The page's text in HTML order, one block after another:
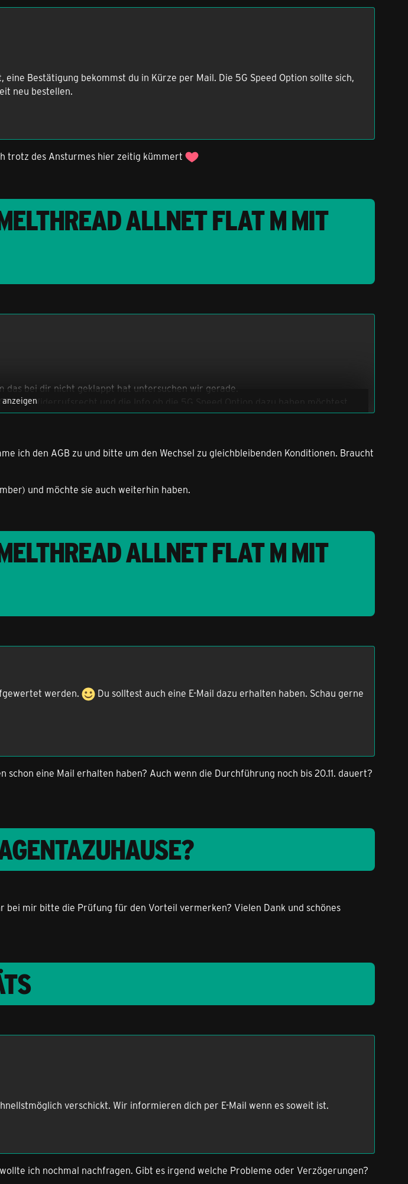
Bestätigung bekommst du in Kürze per Mail. Die 5G Speed Option sollte sich,
neu bestellen.
trotz des Ansturmes hier zeitig kümmert
ALLNET FLAT M MIT
das bei dir nicht geklappt hat untersuchen wir gerade.
und Widerrufsrecht und die Info ob die 5G Speed Option dazu haben möchtest.
ich den AGB zu und bitte um den Wechsel zu gleichbleibenden Konditionen. Braucht
und möchte sie auch weiterhin haben.
ALLNET FLAT M MIT
werden.
Du solltest auch eine E-Mail dazu erhalten haben. Schau gerne
eine Mail erhalten haben? Auch wenn die Durchführung noch bis 20.11. dauert?
mir bitte die Prüfung für den Vorteil vermerken? Vielen Dank und schönes
verschickt. Wir informieren dich per E-Mail wenn es soweit ist.
ich nochmal nachfragen. Gibt es irgend welche Probleme oder Verzögerungen?